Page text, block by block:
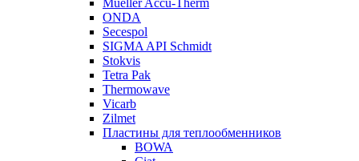
Mueller Accu-Therm
ONDA
Secespol
SIGMA API Schmidt
Stokvis
Tetra Pak
Thermowave
Vicarb
Zilmet
Пластины для теплообменников
BOWA